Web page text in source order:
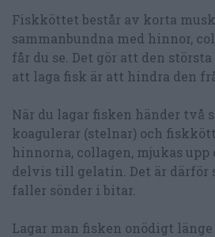
Fiskköttet består av korta
sammanbundna med hinnor,
får du se. Det gör att den
att laga fisk är att hindra den
När du lagar fisken händer två
koagulerar (stelnar) och
hinnorna, collagen, mjukas upp
delvis till gelatin. Det är därför
faller sönder i bitar.
Lagar man fisken onödigt